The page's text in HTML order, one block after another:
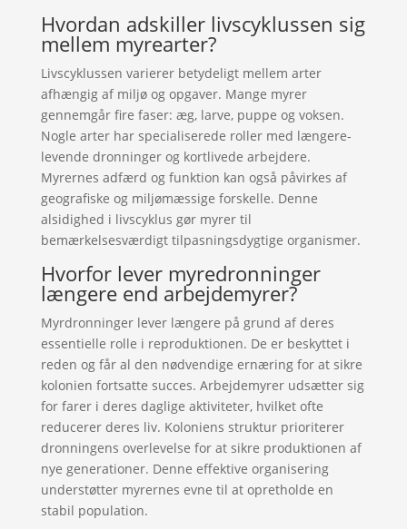
Hvordan adskiller livscyklussen sig
mellem myrearter?
Livscyklussen varierer betydeligt mellem arter
afhængig af miljø og opgaver. Mange myrer
gennemgår fire faser: æg, larve, puppe og voksen.
Nogle arter har specialiserede roller med længere-
levende dronninger og kortlivede arbejdere.
Myrernes adfærd og funktion kan også påvirkes af
geografiske og miljømæssige forskelle. Denne
alsidighed i livscyklus gør myrer til
bemærkelsesværdigt tilpasningsdygtige organismer.
Hvorfor lever myredronninger
længere end arbejdemyrer?
Myrdronninger lever længere på grund af deres
essentielle rolle i reproduktionen. De er beskyttet i
reden og får al den nødvendige ernæring for at sikre
kolonien fortsatte succes. Arbejdemyrer udsætter sig
for farer i deres daglige aktiviteter, hvilket ofte
reducerer deres liv. Koloniens struktur prioriterer
dronningens overlevelse for at sikre produktionen af
nye generationer. Denne effektive organisering
understøtter myrernes evne til at opretholde en
stabil population.